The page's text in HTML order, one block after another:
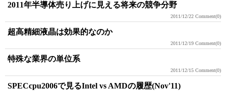
2011年半導体売り上げに見える将来の競争分野
2011/12/22 Comment(0)
超高精細液晶は効果的なのか
2011/12/19 Comment(0)
特殊な業界の単位系
2011/12/15 Comment(0)
SPECcpu2006で見るIntel vs AMDの履歴(Nov'11)